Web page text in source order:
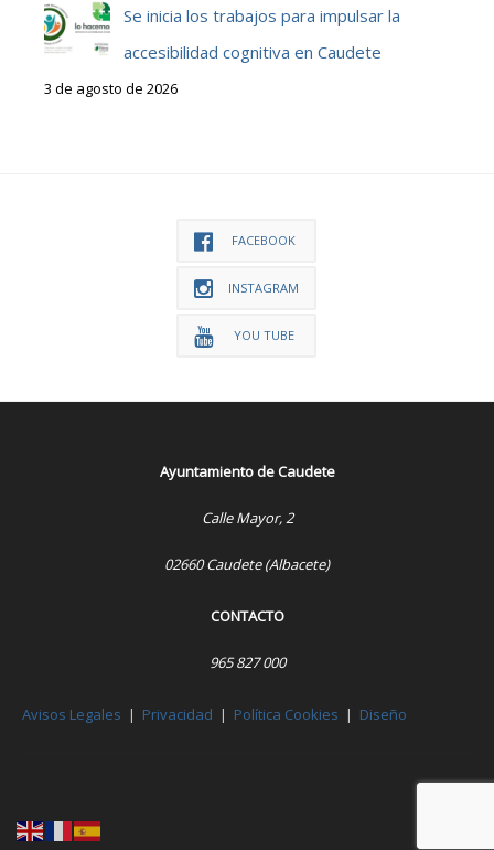
Se inicia los trabajos para impulsar la
accesibilidad cognitiva en Caudete
3 de agosto de 2026
FACEBOOK
INSTAGRAM
YOU TUBE
Ayuntamiento de Caudete
Calle Mayor, 2
02660 Caudete (Albacete)
CONTACTO
965 827 000
Avisos Legales | Privacidad | Política Cookies | Diseño